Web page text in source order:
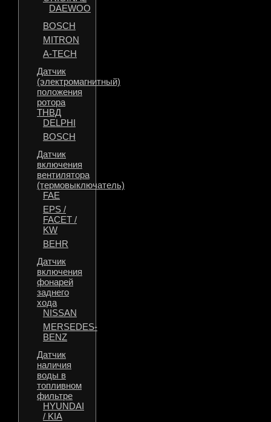
DAEWOO
BOSCH
MITRON
A-TECH
Датчик
(электромагнитный)
положения
ротора
ТНВД
DELPHI
BOSCH
Датчик
включения
вентилятора
(термовыключатель)
FAE
EPS /
FACET /
KW
BEHR
Датчик
включения
фонарей
заднего
хода
NISSAN
MERSEDES-
BENZ
Датчик
наличия
воды в
топливном
фильтре
HYUNDAI
/ KIA